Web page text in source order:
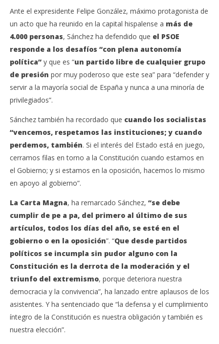
Ante el expresidente Felipe González, máximo protagonista de
un acto que ha reunido en la capital hispalense a más de
4.000 personas, Sánchez ha defendido que el PSOE
responde a los desafíos “con plena autonomía
política” y que es “un partido libre de cualquier grupo
de presión por muy poderoso que este sea” para “defender y
servir a la mayoría social de España y nunca a una minoría de
privilegiados”.
Sánchez también ha recordado que cuando los socialistas
“vencemos, respetamos las instituciones; y cuando
perdemos, también. Si el interés del Estado está en juego,
cerramos filas en torno a la Constitución cuando estamos en
el Gobierno; y si estamos en la oposición, hacemos lo mismo
en apoyo al gobierno”.
La Carta Magna, ha remarcado Sánchez, “se debe
cumplir de pe a pa, del primero al último de sus
artículos, todos los días del año, se esté en el
gobierno o en la oposición”. “Que desde partidos
políticos se incumpla sin pudor alguno con la
Constitución es la derrota de la moderación y el
triunfo del extremismo, porque deteriora nuestra
democracia y la convivencia”, ha lanzado entre aplausos de los
asistentes. Y ha sentenciado que “la defensa y el cumplimiento
íntegro de la Constitución es nuestra obligación y también es
nuestra elección”.